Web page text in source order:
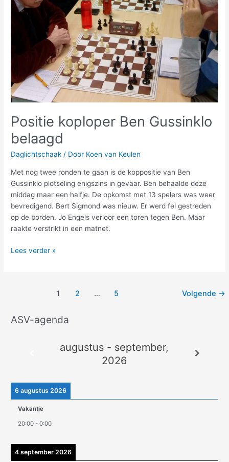
Positie koploper Ben Gussinklo
belaagd
Daglichtschaak / Door Koen van Keulen
Met nog twee ronden te gaan is de koppositie van Ben
Gussinklo plotseling enigszins in gevaar. Ben behaalde deze
middag maar een halfje. De opkomst met 13 spelers was weer
bevredigend. Bert Sigmond was nieuw. Er werd fel gestreden
op de borden. Jo Engels verloor een toren tegen Ben. Maar
raakte verstrikt in een matnet.
Lees verder »
1 2 … 5 Volgende →
ASV-agenda
augustus - september,
2026
6 augustus 2026
Vakantie
20:00 -0:00
4 september 2026
A